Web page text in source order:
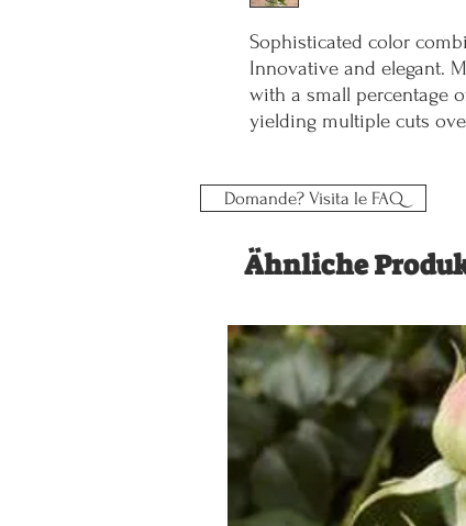
Sophisticated color
Innovative and elegant.
with a small percentage
yielding multiple cuts
Domande? Visita le FAQ
Ähnliche